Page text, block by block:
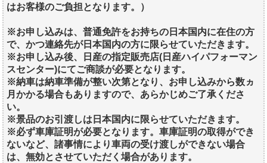
はお客様のご負担となります。）
※お申し込みは、普通免許をお持ちの日本国内に在住の方
で、かつ連絡先が日本国内の方に限らせていただきます。
※お申し込み後、日産の指定販売店(日産ハイパフォーマン
スセンター)にてご商談が必要となります。
※納車は納車準備が整い次第となり、お申し込みから数ヵ
月かかる場合もありますので、あらかじめご了承くださ
い。
※景品のお引渡しは日本国内に限らせていただきます。
※必ず車庫証明が必要となります。車庫証明の取得ができ
ないなど、諸事情により車両の受け渡しができない場合
は、無効とさせていただく場合があります。